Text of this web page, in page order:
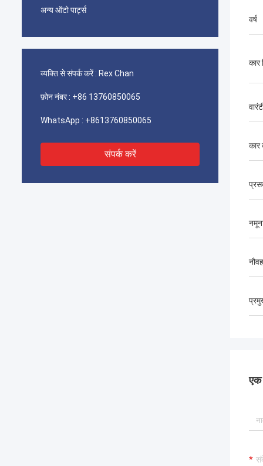
अन्य ऑटो पार्ट्स
व्यक्ति से संपर्क करें : Rex Chan
फ़ोन नंबर : +86 13760850065
WhatsApp : +8613760850065
संपर्क करें
वर्ष
कार
कार
एक